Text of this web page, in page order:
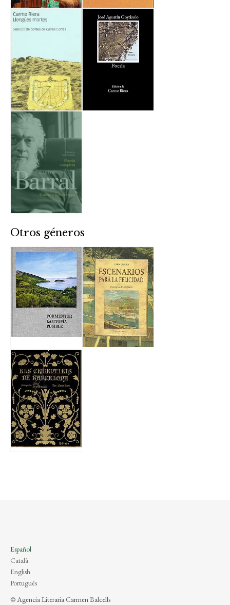
Otros géneros
Español
Català
English
Português
© Agencia Literaria Carmen Balcells